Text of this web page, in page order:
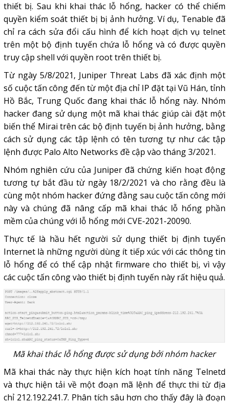
thiết bị. Sau khi khai thác lỗ hổng, hacker có thể chiếm
quyền kiểm soát thiết bị bị ảnh hưởng. Ví dụ, Tenable đã
chỉ ra cách sửa đổi cấu hình để kích hoạt dịch vụ telnet
trên một bộ định tuyến chứa lỗ hổng và có được quyền
truy cập shell với quyền root trên thiết bị.
Từ ngày 5/8/2021, Juniper Threat Labs đã xác định một
số cuộc tấn công đến từ một địa chỉ IP đặt tại Vũ Hán, tỉnh
Hồ Bắc, Trung Quốc đang khai thác lỗ hổng này. Nhóm
hacker đang sử dụng một mã khai thác giúp cài đặt một
biến thể Mirai trên các bộ định tuyến bị ảnh hưởng, bằng
cách sử dụng các tập lệnh có tên tương tự như các tập
lệnh được Palo Alto Networks đề cập vào tháng 3/2021.
Nhóm nghiên cứu của Juniper đã chứng kiến hoạt động
tương tự bắt đầu từ ngày 18/2/2021 và cho rằng đều là
cùng một nhóm hacker đứng đằng sau cuộc tấn công mới
này và chúng đã nâng cấp mã khai thác lỗ hổng phần
mềm của chúng với lỗ hổng mới CVE-2021-20090.
Thực tế là hầu hết người sử dụng thiết bị định tuyến
Internet là những người dùng ít tiếp xúc với các thông tin
lỗ hổng để có thể cập nhật firmware cho thiết bị, vì vậy
các cuộc tấn công vào thiết bị định tuyến này rất hiệu quả.
Mã khai thác lỗ hổng được sử dụng bởi nhóm hacker
Mã khai thác này thực hiện kích hoạt tính năng Telnetd
và thực hiện tải về một đoạn mã lệnh để thực thi từ địa
chỉ 212.192.241.7. Phân tích sâu hơn cho thấy đây là đoạn